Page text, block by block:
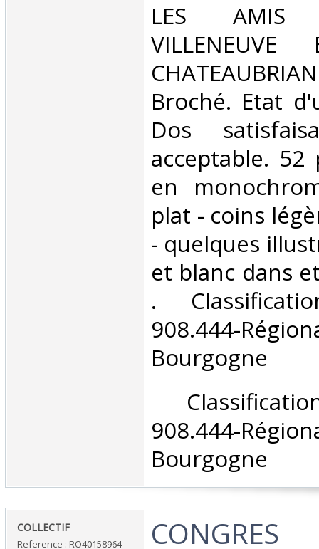
‎LES AMIS
VILLENEUVE
Broché. Etat
Dos
acceptable. 52
en
plat - coins
- quelques
et blanc dans
.
908.444-
Bourgogne‎
908.444-
Bourgogne‎
‎COLLECTIF‎
Reference : RO40158964
‎CONGRES